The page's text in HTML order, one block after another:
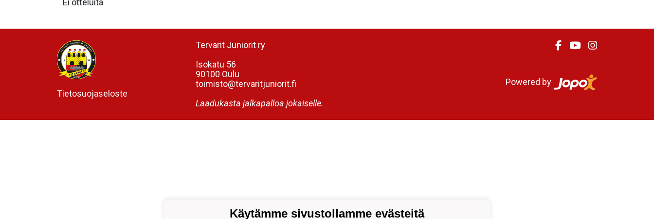
Ei otteluita
Tietosuojaseloste
Tervarit Juniorit ry
Isokatu 56
90100 Oulu
toimisto@tervaritjuniorit.fi
Laadukasta jalkapalloa jokaiselle.
Powered by
Käytämme sivustollamme evästeitä